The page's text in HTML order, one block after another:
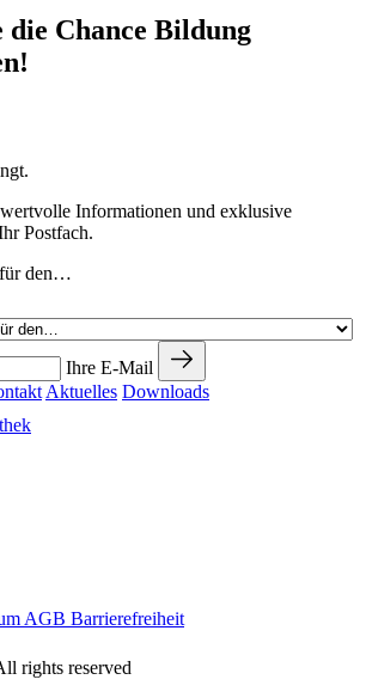
Chance Bildung
Informationen und exklusive
Postfach.
für den…
Ihre E-Mail
Aktuelles Downloads
AGB Barrierefreiheit
rights reserved